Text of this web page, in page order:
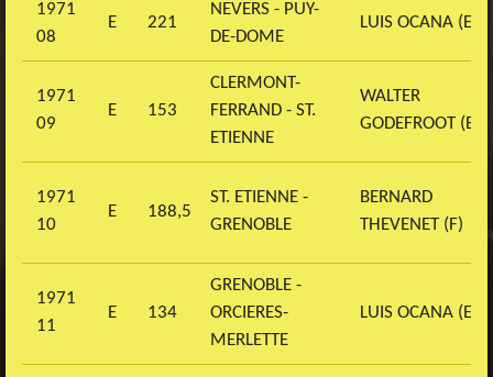
1971
08
E 221
NEVERS - PUY-
DE-DOME
LUIS OCANA (E)
1971
09
E 153
CLERMONT-
FERRAND - ST.
ETIENNE
WALTER
GODEFROOT (B)
1971
10
E 188,5
ST. ETIENNE -
GRENOBLE
BERNARD
THEVENET (F)
1971
11
E 134
GRENOBLE -
ORCIERES-
MERLETTE
LUIS OCANA (E)